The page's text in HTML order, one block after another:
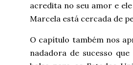
acredita no seu amor e
Marcela está cercada de
O capítulo também nos
nadadora de sucesso